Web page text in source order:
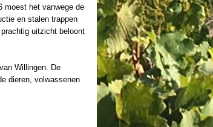
moest het vanwege de
en stalen trappen
uitzicht beloont
Willingen. De
dieren, volwassenen